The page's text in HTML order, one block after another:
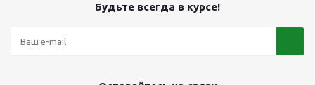
Будьте всегда в курсе!